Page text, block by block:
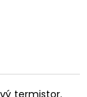
termistor.